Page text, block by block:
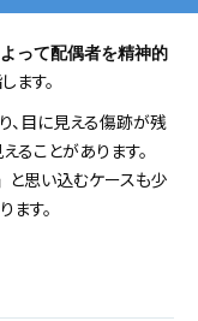
って配偶者を精神的
ます。
、目に見える傷跡が残
ることがあります。
と思い込むケースも少
す。